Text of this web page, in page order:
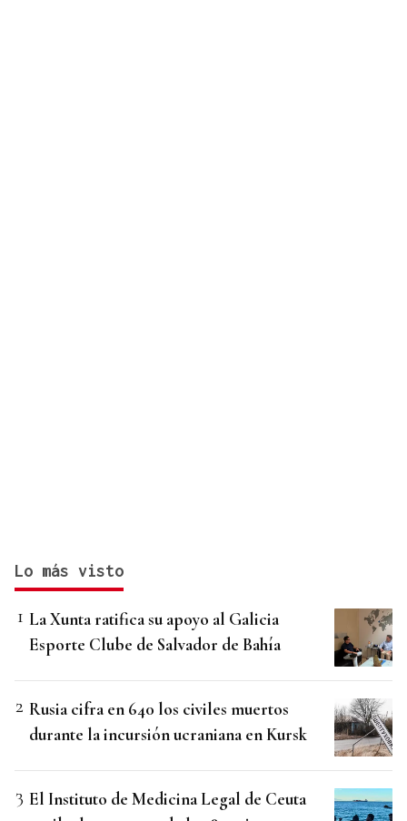
Lo más visto
La Xunta ratifica su apoyo al Galicia
Esporte Clube de Salvador de Bahía
Rusia cifra en 640 los civiles muertos
durante la incursión ucraniana en Kursk
El Instituto de Medicina Legal de Ceuta